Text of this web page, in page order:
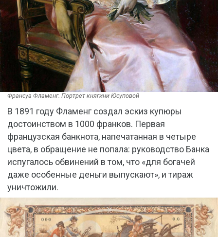
Франсуа Фламенг. Портрет княгини Юсуповой
В 1891 году Фламенг создал эскиз купюры
достоинством в 1000 франков. Первая
французская банкнота, напечатанная в четыре
цвета, в обращение не попала: руководство Банка
испугалось обвинений в том, что «для богачей
даже особенные деньги выпускают», и тираж
уничтожили.